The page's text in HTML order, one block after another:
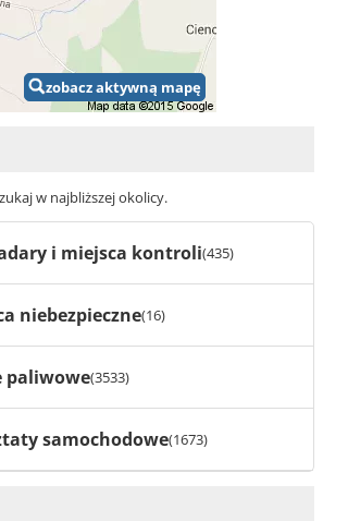
zobacz aktywną mapę
w najbliższej okolicy.
i miejsca kontroli(435)
niebezpieczne(16)
paliwowe(3533)
samochodowe(1673)